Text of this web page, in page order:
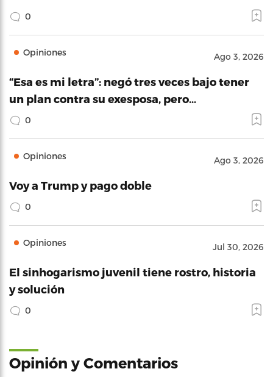
0
Opiniones Ago 3, 2026
“Esa es mi letra”: negó tres veces bajo tener
un plan contra su exesposa, pero…
0
Opiniones Ago 3, 2026
Voy a Trump y pago doble
0
Opiniones Jul 30, 2026
El sinhogarismo juvenil tiene rostro, historia
y solución
0
Opinión y Comentarios